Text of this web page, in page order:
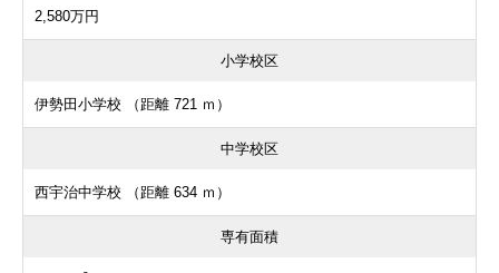
2,580万円
小学校区
伊勢田小学校 （距離 721 ｍ）
中学校区
西宇治中学校 （距離 634 ｍ）
専有面積